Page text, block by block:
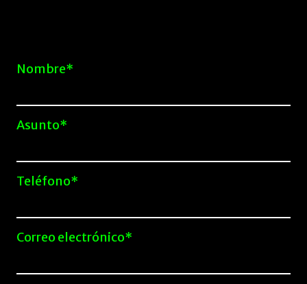
Nombre*
Asunto*
Teléfono*
Correo electrónico*